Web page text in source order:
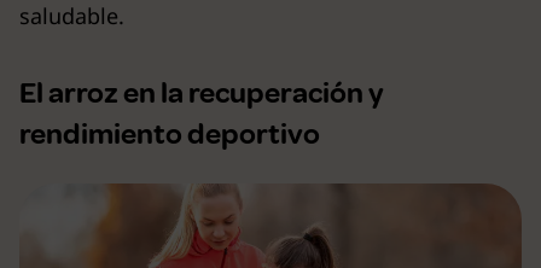
saludable.
El arroz en la recuperación y
rendimiento deportivo